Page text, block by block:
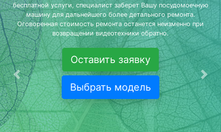
бесплатной услуги, специалист заберет Вашу посудомоечную
машину для дальнейшего более детального ремонта.
Оговоренная стоимость ремонта останется неизменно при
возвращении видеотехники обратно.
Оставить заявку
Выбрать модель
Предыдущая